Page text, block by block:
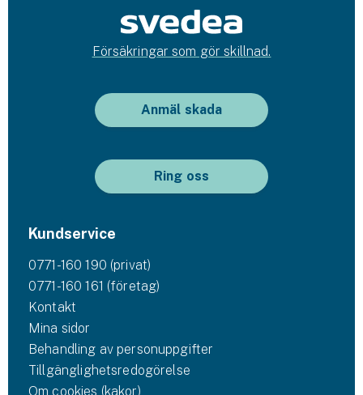
Fritidshusförsäkring
Bilförsäkring för företag
Drönarförsäkring
Kommunolycksfall
Försäkring via förmedlare
Se alla försäkringar
Försäkringar som gör skillnad.
Anmäl skada
Ring oss
Kundservice
0771-160 190 (privat)
0771-160 161 (företag)
Kontakt
Mina sidor
Behandling av personuppgifter
Tillgänglighetsredogörelse
Om cookies (kakor)